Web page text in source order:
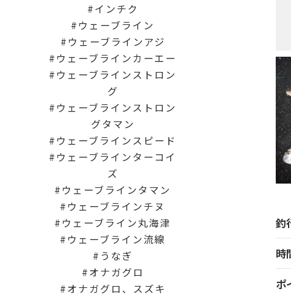
釣
時
ポ
インチク
ウェーブライン
ウェーブラインアジ
ウェーブラインカーエー
ウェーブラインストロン
グ
ウェーブラインストロン
グタマン
ウェーブラインスピード
ウェーブラインターコイ
ズ
ウェーブラインタマン
ウェーブラインチヌ
ウェーブライン丸海津
ウェーブライン流線
うなぎ
オナガグロ
オナガグロ、スズキ